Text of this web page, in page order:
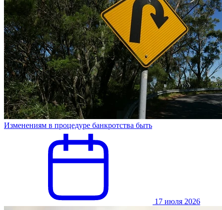
Изменениям в процедуре банкротства быть
17 июля 2026